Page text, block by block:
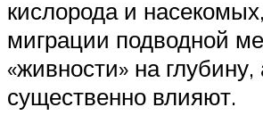
кислорода и
миграции подводной
«живности» на глубину,
существенно влияют.